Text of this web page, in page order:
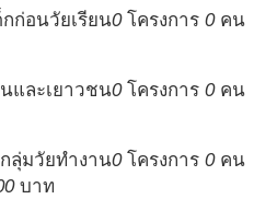
กก่อนวัยเรียน0โครงการ 0คน
และเยาวชน0โครงการ 0คน
ลุ่มวัยทำงาน0โครงการ 0คน
บาท